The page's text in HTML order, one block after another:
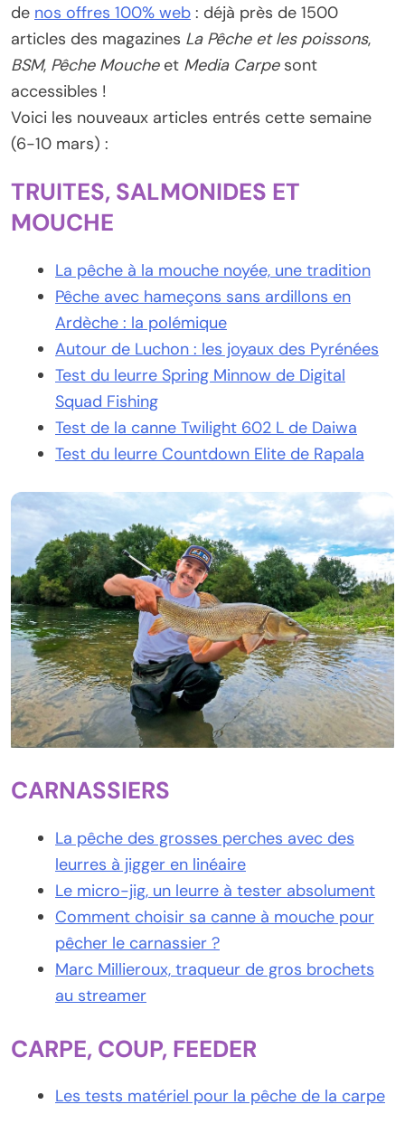
de nos offres 100% web : déjà près de 1500
articles des magazines La Pêche et les poissons,
BSM, Pêche Moucheet Media Carpesont
accessibles !
Voici les nouveaux articles entrés cette semaine
(6-10 mars) :
TRUITES, SALMONIDES ET
MOUCHE
La pêche à la mouche noyée, une tradition
Pêche avec hameçons sans ardillons en
Ardèche : la polémique
Autour de Luchon : les joyaux des Pyrénées
Test du leurre Spring Minnow de Digital
Squad Fishing
Test de la canne Twilight 602 L de Daiwa
Test du leurre Countdown Elite de Rapala
CARNASSIERS
La pêche des grosses perches avec des
leurres à jigger en linéaire
Le micro-jig, un leurre à tester absolument
Comment choisir sa canne à mouche pour
pêcher le carnassier ?
Marc Millieroux, traqueur de gros brochets
au streamer
CARPE, COUP, FEEDER
Les tests matériel pour la pêche de la carpe